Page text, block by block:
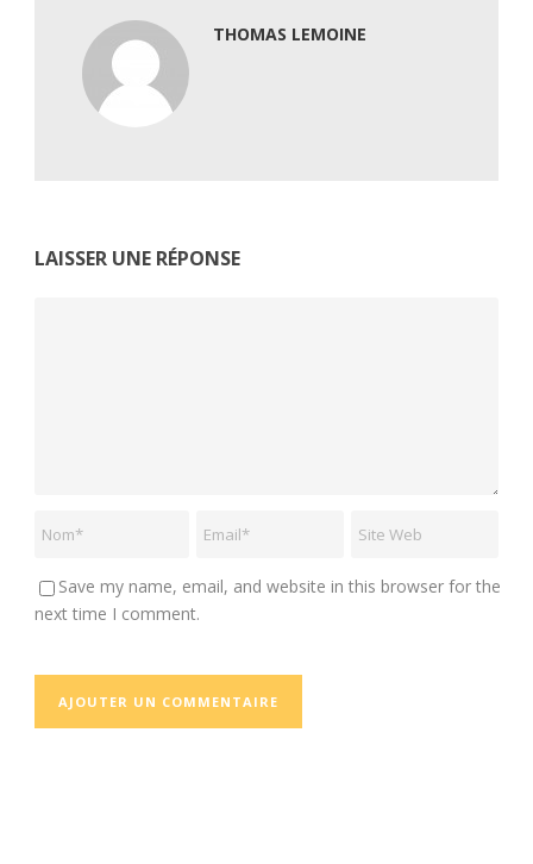
THOMAS LEMOINE
LAISSER UNE RÉPONSE
Save my name, email, and website in this browser for the
next time I comment.